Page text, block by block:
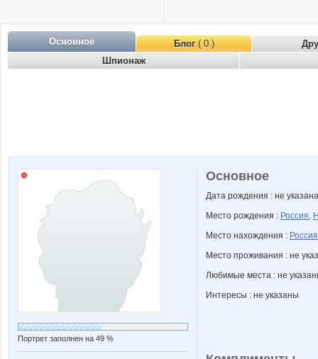
Основное Блог( 0 )
Шпионаж
Портрет заполнен на 49 %
Основное
Дата рождения : не указана
Место рождения : Россия,
Место нахождения : Россия
Место проживания : не
Любимые места : не
Интересы : не указаны